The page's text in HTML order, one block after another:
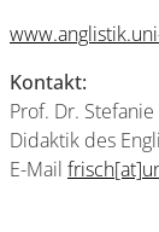
Kontakt:
Prof. Dr. Stefanie
Didaktik des
E-Mail